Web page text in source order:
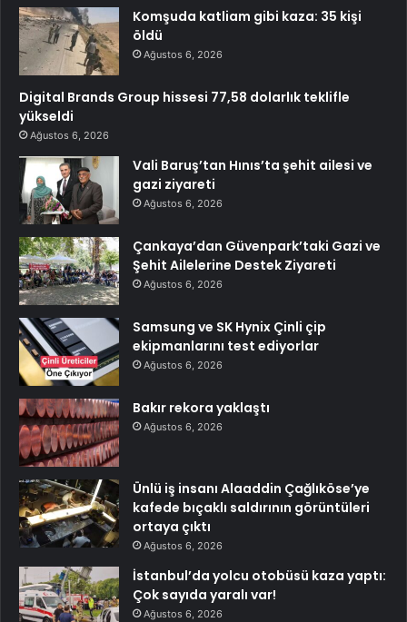
Komşuda katliam gibi kaza: 35 kişi
öldü
Ağustos 6, 2026
Digital Brands Group hissesi 77,58 dolarlık teklifle
yükseldi
Ağustos 6, 2026
Vali Baruş’tan Hınıs’ta şehit ailesi ve
gazi ziyareti
Ağustos 6, 2026
Çankaya’dan Güvenpark’taki Gazi ve
Şehit Ailelerine Destek Ziyareti
Ağustos 6, 2026
Samsung ve SK Hynix Çinli çip
ekipmanlarını test ediyorlar
Ağustos 6, 2026
Bakır rekora yaklaştı
Ağustos 6, 2026
Ünlü iş insanı Alaaddin Çağlıköse’ye
kafede bıçaklı saldırının görüntüleri
ortaya çıktı
Ağustos 6, 2026
İstanbul’da yolcu otobüsü kaza yaptı:
Çok sayıda yaralı var!
Ağustos 6, 2026